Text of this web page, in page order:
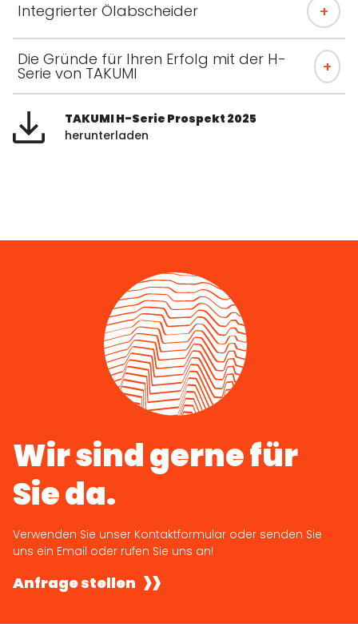
Integrierter Ölabscheider
Die Gründe für Ihren Erfolg mit der H-
Serie von TAKUMI
TAKUMI H-Serie Prospekt 2025
herunterladen
Wir sind gerne für
Sie da.
Verwenden Sie unser Kontaktformular oder senden Sie
uns ein Email oder rufen Sie uns an!
Anfrage stellen